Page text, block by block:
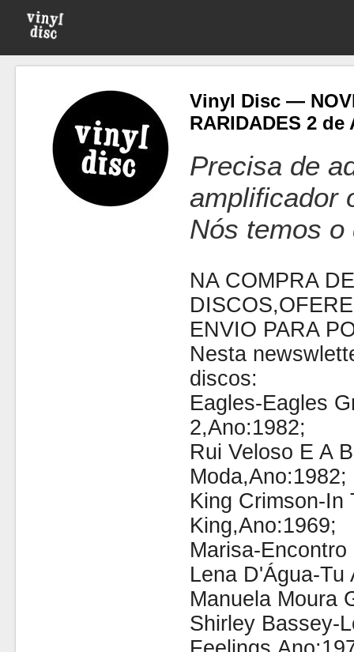
Vinyl Disc —
RARIDADES 2
Precisa de
amplificador
Nós temos o
NA COMPRA
ENVIO PARA
Nesta
discos:
Eagles-Eagles
2,Ano:1982;
Rui Veloso E A
Moda,Ano:1982;
King Crimson-In
King,Ano:1969;
Marisa-
Lena D'Água-Tu
Manuela Moura
Shirley Bassey-